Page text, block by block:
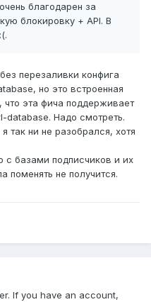
благодарен за
блокировку + API. В
перезаливки конфига
но это встроенная
эта фича поддерживает
Надо смотреть.
так ни не разобрался, хотя
с базами подписчиков и их
поменять не получится.
If you have an account,